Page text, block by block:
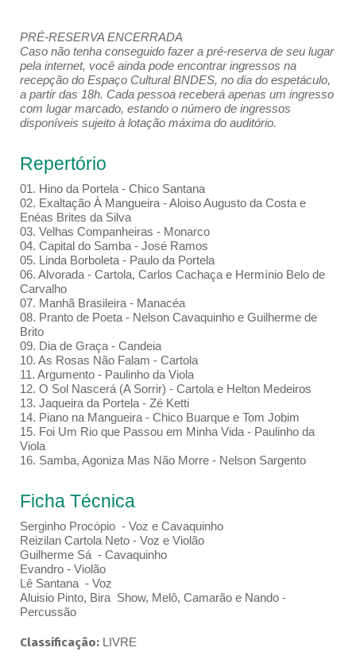
PRÉ-RESERVA ENCERRADA
Caso não tenha conseguido fazer a pré-reserva de seu lugar
pela internet, você ainda pode encontrar ingressos na
recepção do Espaço Cultural BNDES, no dia do espetáculo,
a partir das 18h. Cada pessoa receberá apenas um ingresso
com lugar marcado, estando o número de ingressos
disponíveis sujeito à lotação máxima do auditório.
Repertório
01. Hino da Portela - Chico Santana
02. Exaltação À Mangueira - Aloiso Augusto da Costa e
Enéas Brites da Silva
03. Velhas Companheiras - Monarco
04. Capital do Samba - José Ramos
05. Linda Borboleta - Paulo da Portela
06. Alvorada - Cartola, Carlos Cachaça e Hermínio Belo de
Carvalho
07. Manhã Brasileira - Manacéa
08. Pranto de Poeta - Nelson Cavaquinho e Guilherme de
Brito
09. Dia de Graça - Candeia
10. As Rosas Não Falam - Cartola
11. Argumento - Paulinho da Viola
12. O Sol Nascerá (A Sorrir) - Cartola e Helton Medeiros
13. Jaqueira da Portela - Zé Ketti
14. Piano na Mangueira - Chico Buarque e Tom Jobim
15. Foi Um Rio que Passou em Minha Vida - Paulinho da
Viola
16. Samba, Agoniza Mas Não Morre - Nelson Sargento
Ficha Técnica
Serginho Procópio - Voz e Cavaquinho
Reizilan Cartola Neto - Voz e Violão
Guilherme Sá - Cavaquinho
Evandro - Violão
Lê Santana - Voz
Aluisio Pinto, Bira Show, Melô, Camarão e Nando -
Percussão
Classificação: LIVRE